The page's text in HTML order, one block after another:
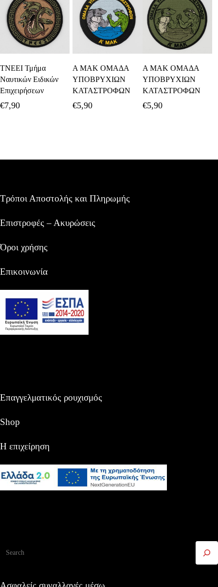
Προσθήκη Στο
Καλάθι
ΤΝΕΕΙ Τμήμα
Ναυτικών Ειδικών
Επιχειρήσεων
€7,90
Καλάθι
Α ΜΑΚ ΟΜΑΔΑ
ΥΠΟΒΡΥΧΙΩΝ
ΚΑΤΑΣΤΡΟΦΩΝ
€5,90
Καλάθι
Α ΜΑΚ ΟΜΑΔΑ
ΥΠΟΒΡΥΧΙΩΝ
ΚΑΤΑΣΤΡΟΦΩΝ
€5,90
Τρόποι Αποστολής και Πληρωμής
Επιστροφές – Ακυρώσεις
Όροι χρήσης
Επικοινωνία
Επαγγελματικός ρουχισμός
Shop
Η επιχείρηση